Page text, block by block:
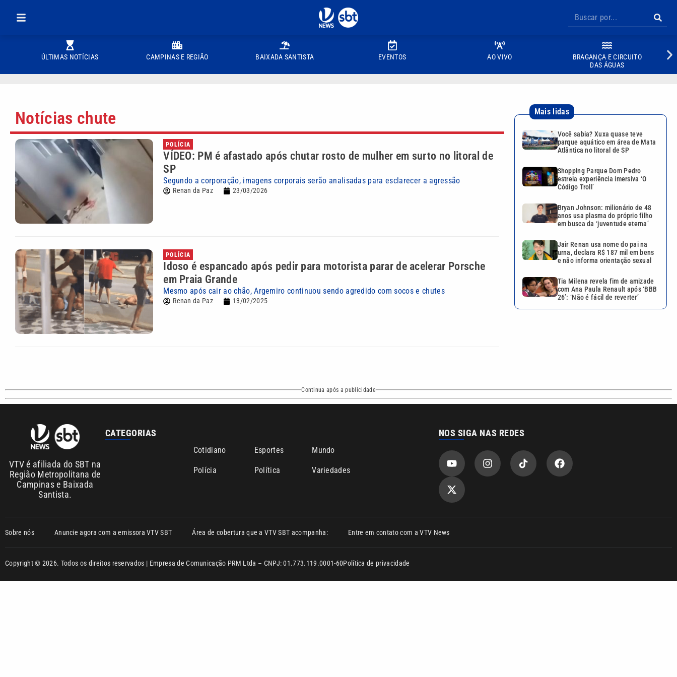
ÚLTIMAS NOTÍCIAS CAMPINAS E REGIÃO BAIXADA SANTISTA EVENTOS AO VIVO
BRAGANÇA E CIRCUITO
DAS ÁGUAS
Notícias chute
POLÍCIA
VÍDEO: PM é afastado após chutar rosto de mulher em surto no litoral de
SP
Segundo a corporação, imagens corporais serão analisadas para esclarecer a agressão
Renan da Paz 23/03/2026
POLÍCIA
Idoso é espancado após pedir para motorista parar de acelerar Porsche
em Praia Grande
Mesmo após cair ao chão, Argemiro continuou sendo agredido com socos e chutes
Renan da Paz 13/02/2025
Mais lidas
Você sabia? Xuxa quase teve
parque aquático em área de Mata
Atlântica no litoral de SP
Shopping Parque Dom Pedro
estreia experiência imersiva ‘O
Código Troll’
Bryan Johnson: milionário de 48
anos usa plasma do próprio filho
em busca da ‘juventude eterna’
Jair Renan usa nome do pai na
urna, declara R$ 187 mil em bens
e não informa orientação sexual
Tia Milena revela fim de amizade
com Ana Paula Renault após ‘BBB
26’: ‘Não é fácil de reverter’
Continua após a publicidade
VTV é afiliada do SBT na
Região Metropolitana de
Campinas e Baixada
Santista.
CATEGORIAS
Cotidiano Esportes Mundo
Polícia Política Variedades
NOS SIGA NAS REDES
Sobre nós Anuncie agora com a emissora VTV SBT Área de cobertura que a VTV SBT acompanha: Entre em contato com a VTV News
Copyright © 2026. Todos os direitos reservados | Empresa de Comunicação PRM Ltda – CNPJ: 01.773.119.0001-60Política de privacidade